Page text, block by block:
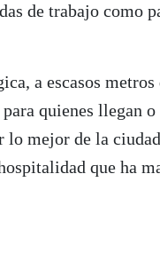
de trabajo como
a escasos
quienes llegan o
lo mejor de la
que ha